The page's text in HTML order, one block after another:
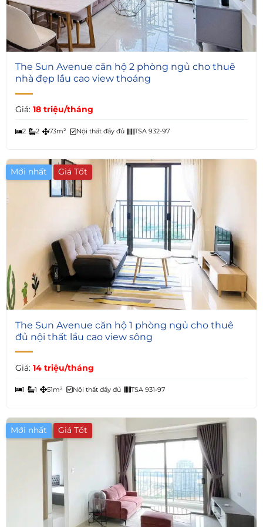
5
The Sun Avenue căn hộ 2 phòng ngủ cho thuê
nhà đẹp lầu cao view thoáng
Giá: 18 triệu/tháng
2 2 73m² Nội thất đầy đủ TSA 932-97
Mới nhất Giá Tốt
3
The Sun Avenue căn hộ 1 phòng ngủ cho thuê
đủ nội thất lầu cao view sông
Giá: 14 triệu/tháng
1 1 51m² Nội thất đầy đủ TSA 931-97
Mới nhất Giá Tốt